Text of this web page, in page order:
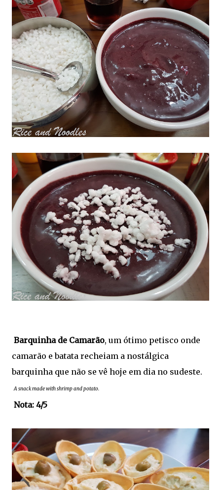
Barquinha de Camarão, um ótimo petisco onde
camarão e batata recheiam a nostálgica
barquinha que não se vê hoje em dia no sudeste.
A snack made with shrimp and potato.
Nota: 4/5